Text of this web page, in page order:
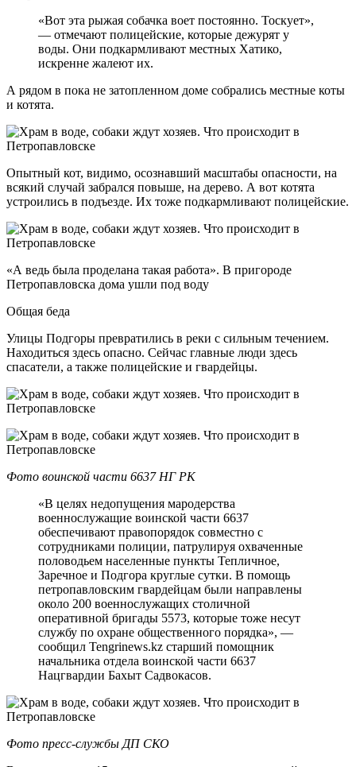
«Вот эта рыжая собачка воет постоянно. Тоскует»,
— отмечают полицейские, которые дежурят у
воды. Они подкармливают местных Хатико,
искренне жалеют их.
А рядом в пока не затопленном доме собрались местные коты
и котята.
Опытный кот, видимо, осознавший масштабы опасности, на
всякий случай забрался повыше, на дерево. А вот котята
устроились в подъезде. Их тоже подкармливают полицейские.
«А ведь была проделана такая работа». В пригороде
Петропавловска дома ушли под воду
Общая беда
Улицы Подгоры превратились в реки с сильным течением.
Находиться здесь опасно. Сейчас главные люди здесь
спасатели, а также полицейские и гвардейцы.
Фото воинской части 6637 НГ РК
«В целях недопущения мародерства
военнослужащие воинской части 6637
обеспечивают правопорядок совместно с
сотрудниками полиции, патрулируя охваченные
половодьем населенные пункты Тепличное,
Заречное и Подгора круглые сутки. В помощь
петропавловским гвардейцам были направлены
около 200 военнослужащих столичной
оперативной бригады 5573, которые тоже несут
службу по охране общественного порядка», —
сообщил Tengrinews.kz старший помощник
начальника отдела воинской части 6637
Нацгвардии Бахыт Садвокасов.
Фото пресс-службы ДП СКО